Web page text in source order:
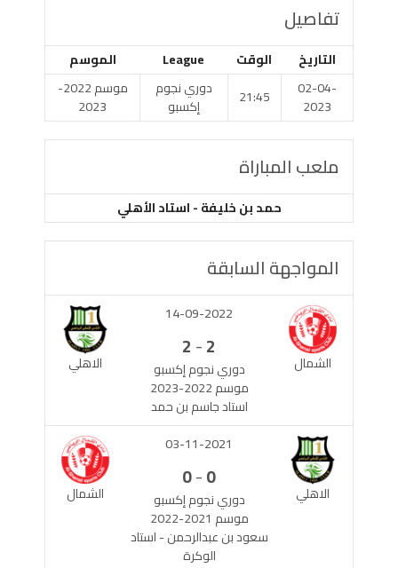
تفاصيل
التاريخ الوقت League
الموسم
02-04-
2023
21:45
دوري نجوم
إكسبو
موسم 2022-
2023
ملعب المباراة
حمد بن خليفة - استاد الأهلي
المواجهة السابقة
الشمال الاهلي
14-09-2022
2
-
2
دوري نجوم إكسبو
موسم 2022-2023
استاد جاسم بن حمد
الاهلي الشمال
03-11-2021
0
-
0
دوري نجوم إكسبو
موسم 2021-2022
سعود بن عبدالرحمن - استاد
الوكرة